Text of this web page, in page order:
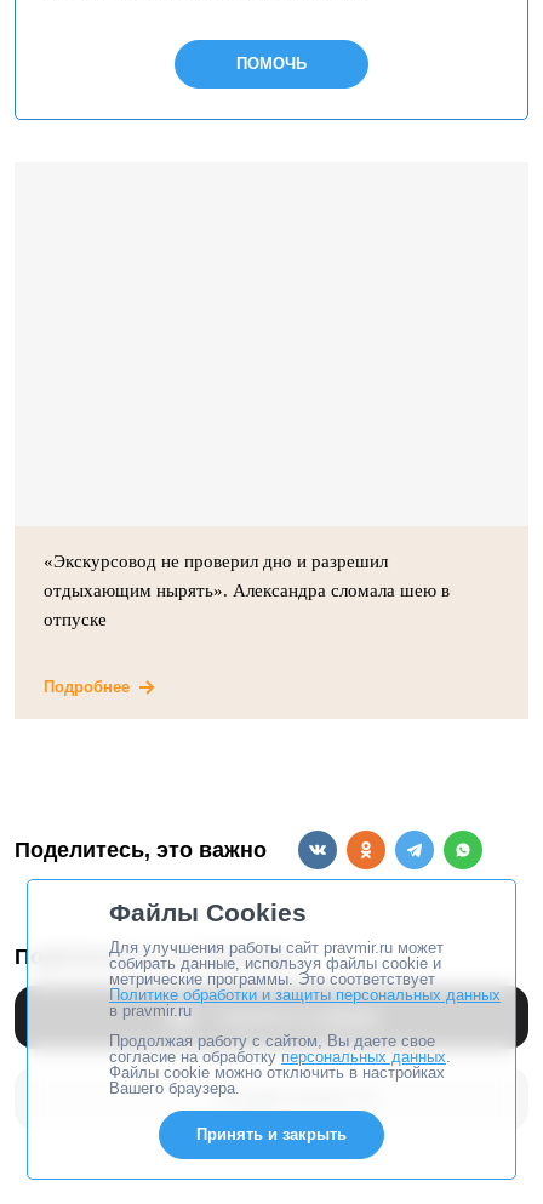
ПОМОЧЬ
«Экскурсовод не проверил дно и разрешил
отдыхающим нырять». Александра сломала шею в
отпуске
Подробнее
Поделитесь, это важно
Подпишитесь на Правмир
Google Новости
Файлы Cookies
Для улучшения работы сайт pravmir.ru может
собирать данные, используя файлы cookie и
метрические программы. Это соответствует
Политике обработки и защиты персональных данных
в pravmir.ru
Продолжая работу с сайтом, Вы даете свое
согласие на обработку персональных данных.
Файлы cookie можно отключить в настройках
Вашего браузера.
Принять и закрыть